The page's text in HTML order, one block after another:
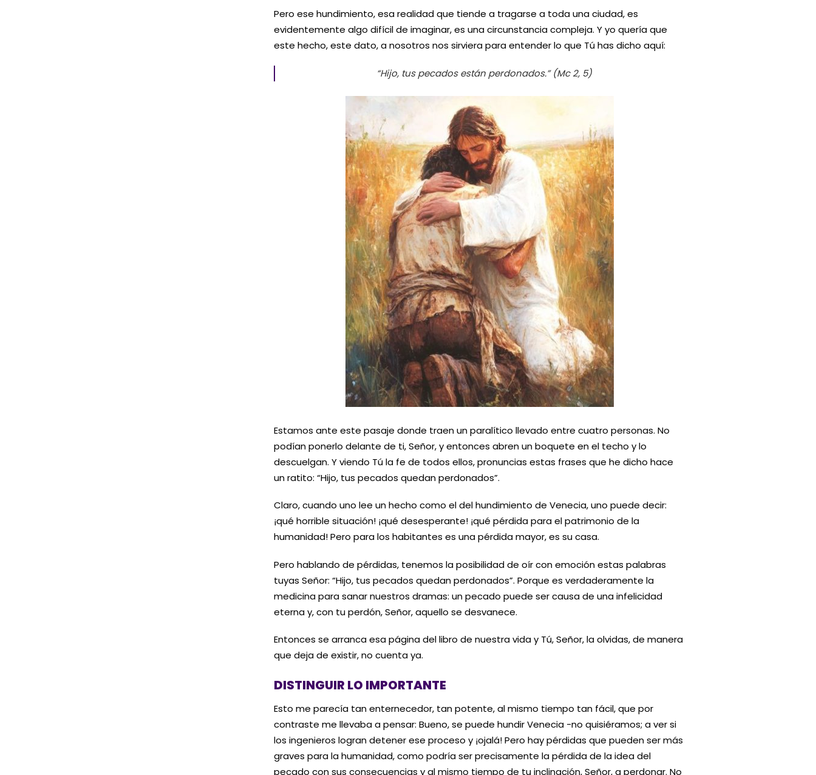
Pero ese hundimiento, esa realidad que tiende a tragarse a toda una ciudad, es
evidentemente algo difícil de imaginar, es una circunstancia compleja. Y yo quería que
este hecho, este dato, a nosotros nos sirviera para entender lo que Tú has dicho aquí:
“Hijo, tus pecados están perdonados.” (Mc 2, 5)
Estamos ante este pasaje donde traen un paralítico llevado entre cuatro personas. No
podían ponerlo delante de ti, Señor, y entonces abren un boquete en el techo y lo
descuelgan. Y viendo Tú la fe de todos ellos, pronuncias estas frases que he dicho hace
un ratito: “Hijo, tus pecados quedan perdonados”.
Claro, cuando uno lee un hecho como el del hundimiento de Venecia, uno puede decir:
¡qué horrible situación! ¡qué desesperante! ¡qué pérdida para el patrimonio de la
humanidad! Pero para los habitantes es una pérdida mayor, es su casa.
Pero hablando de pérdidas, tenemos la posibilidad de oír con emoción estas palabras
tuyas Señor: “Hijo, tus pecados quedan perdonados”. Porque es verdaderamente la
medicina para sanar nuestros dramas: un pecado puede ser causa de una infelicidad
eterna y, con tu perdón, Señor, aquello se desvanece.
Entonces se arranca esa página del libro de nuestra vida y Tú, Señor, la olvidas, de manera
que deja de existir, no cuenta ya.
DISTINGUIR LO IMPORTANTE
Esto me parecía tan enternecedor, tan potente, al mismo tiempo tan fácil, que por
contraste me llevaba a pensar: Bueno, se puede hundir Venecia -no quisiéramos; a ver si
los ingenieros logran detener ese proceso y ¡ojalá! Pero hay pérdidas que pueden ser más
graves para la humanidad, como podría ser precisamente la pérdida de la idea del
pecado con sus consecuencias y al mismo tiempo de tu inclinación, Señor, a perdonar. No